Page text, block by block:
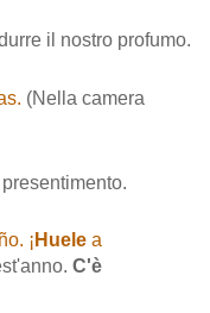
il nostro profumo.
(Nella camera
¡ Huele a
C'è